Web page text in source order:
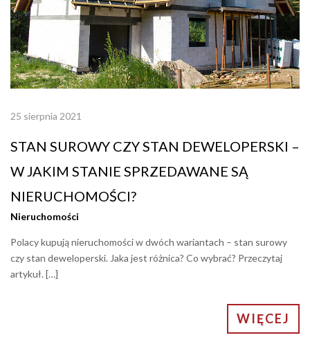
25 sierpnia 2021
STAN SUROWY CZY STAN DEWELOPERSKI –
W JAKIM STANIE SPRZEDAWANE SĄ
NIERUCHOMOŚCI?
Nieruchomości
Polacy kupują nieruchomości w dwóch wariantach – stan surowy
czy stan deweloperski. Jaka jest różnica? Co wybrać? Przeczytaj
artykuł. […]
WIĘCEJ